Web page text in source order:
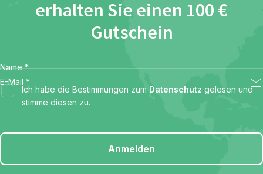
erhalten Sie einen 100 €
Gutschein
Name *
E-Mail *
Ich habe die Bestimmungen zum Datenschutz gelesen und
stimme diesen zu.
Anmelden